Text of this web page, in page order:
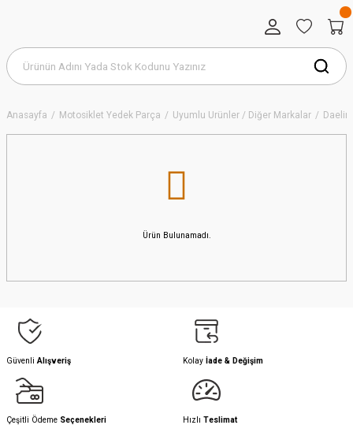
Anasayfa Motosiklet Yedek Parça Uyumlu Ürünler / Diğer Markalar Daelim
Ürün Bulunamadı.
Güvenli Alışveriş Kolay İade & Değişim
Çeşitli Ödeme Seçenekleri Hızlı Teslimat